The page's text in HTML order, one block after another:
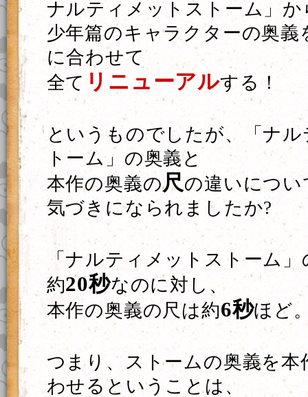
ナルティメットストーム」か
少年篇のキャラクターの奥義
に合わせて
全て リニューアルする！
というものでしたが、「ナ
トーム」の奥義と
本作の奥義の尺の違いにつ
気づきになられましたか?
「ナルティメットストーム
約20秒なのに対し、
本作の奥義の尺は約6秒ほど
つまり、ストームの奥義を本
わせるということは、